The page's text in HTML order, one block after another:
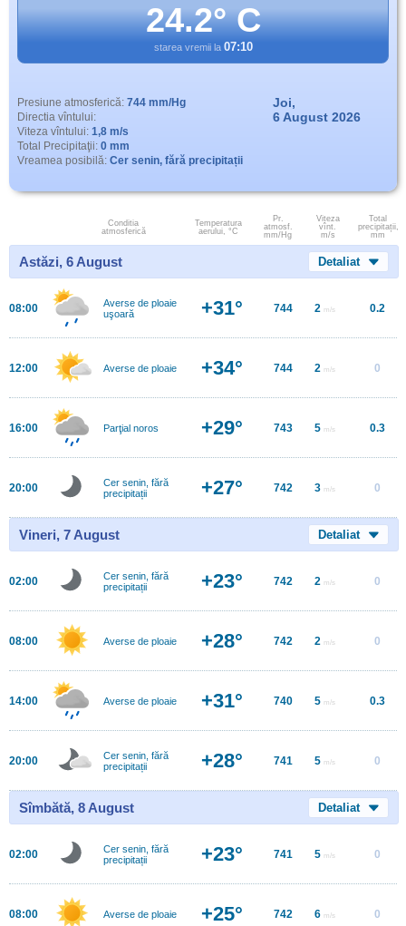
24.2° C
starea vremii la 07:10
Presiune atmosferică: 744 mm/Hg
Directia vîntului:
Viteza vîntului: 1,8 m/s
Total Precipitaţii: 0 mm
Vreamea posibilă: Cer senin, fără precipitații
Joi,
6 August 2026
Conditia
atmosferică
Temperatura
aerului, °C
Pr.
atmosf.
mm/Hg
Viteza
vînt.
m/s
Total
precipitații,
mm
Astăzi, 6 August Detaliat
08:00
Averse de ploaie
uşoară
+31° 744 2 m/s 0.2
12:00 Averse de ploaie +34° 744 2 m/s 0
16:00 Parţial noros +29° 743 5 m/s 0.3
20:00
Cer senin, fără
precipitații
+27° 742 3 m/s 0
Vineri, 7 August Detaliat
02:00
Cer senin, fără
precipitații
+23° 742 2 m/s 0
08:00 Averse de ploaie +28° 742 2 m/s 0
14:00 Averse de ploaie +31° 740 5 m/s 0.3
20:00
Cer senin, fără
precipitații
+28° 741 5 m/s 0
Sîmbătă, 8 August Detaliat
02:00
Cer senin, fără
precipitații
+23° 741 5 m/s 0
08:00 Averse de ploaie +25° 742 6 m/s 0